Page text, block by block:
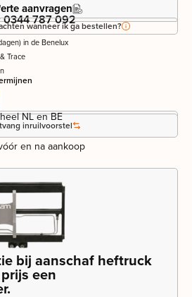
aanvragen
0344 787 092
wanneer ik ga bestellen?
in de Benelux
Trace
aanvragen
inruilvoorstel
NL en BE
en na aankoop
bij aanschaf heftruck
een